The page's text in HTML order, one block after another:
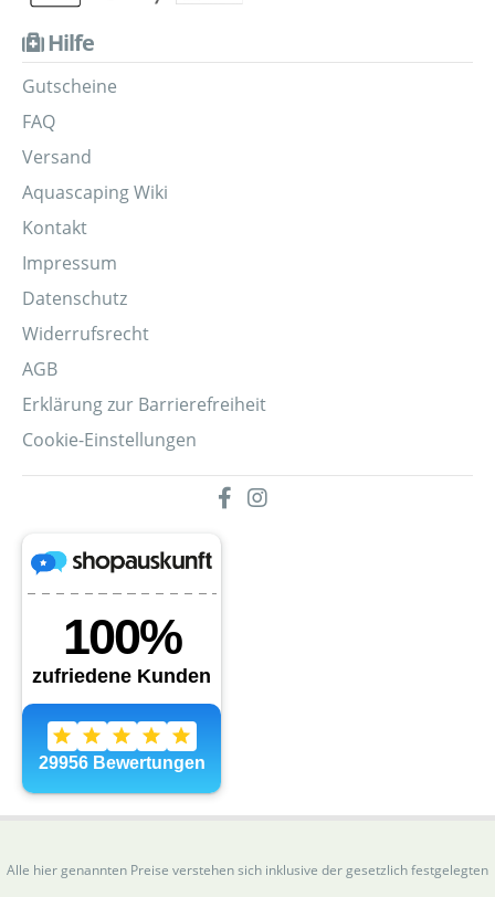
Hilfe
Gutscheine
FAQ
Versand
Aquascaping Wiki
Kontakt
Impressum
Datenschutz
Widerrufsrecht
AGB
Erklärung zur Barrierefreiheit
Cookie-Einstellungen
Alle hier genannten Preise verstehen sich inklusive der gesetzlich festgelegten